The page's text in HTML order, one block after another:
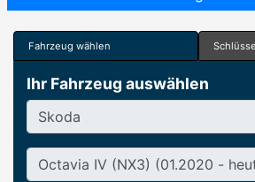
Fahrzeug wählen
Ihr Fahrzeug auswählen
Hersteller
Baureihe